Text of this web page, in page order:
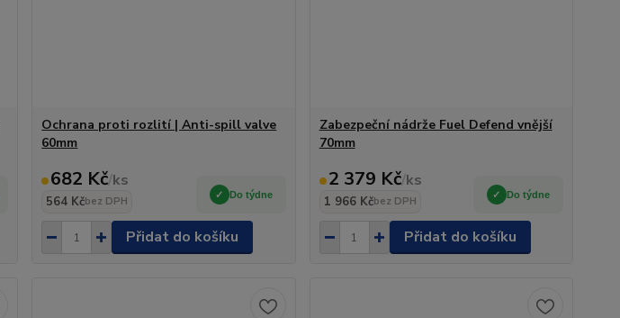
Ochrana proti rozlití | Anti-spill valve
60mm
682 Kč/ks
564 Kčbez DPH
Do týdne
Přidat do košíku
Zabezpeční nádrže Fuel Defend vnější
70mm
2 379 Kč/ks
1 966 Kčbez DPH
Do týdne
Přidat do košíku